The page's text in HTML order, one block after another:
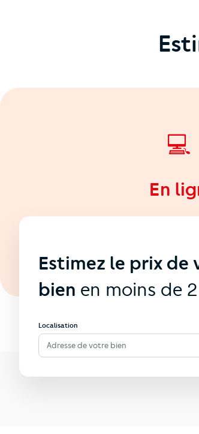
💻
En
Estimez le prix de
bien en moins de
Localisation
Adresse de votre bien